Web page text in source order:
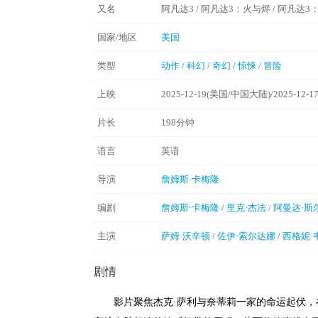
又名 阿凡达3 / 阿凡达3：火与烬 / 阿凡达3
国家/地区 美国
类型 动作 / 科幻 / 奇幻 /惊悚 / 冒险
上映 2025-12-19(美国/中国大陆)/2025-12-
片长 198分钟
语言 英语
导演 詹姆斯·卡梅隆
编剧 詹姆斯·卡梅隆 / 里克·杰法 / 阿曼达·斯
主演 萨姆·沃辛顿 / 佐伊·索尔达娜 / 西格妮·
剧情
影片聚焦杰克·萨利与奈蒂莉一家的命运起伏，